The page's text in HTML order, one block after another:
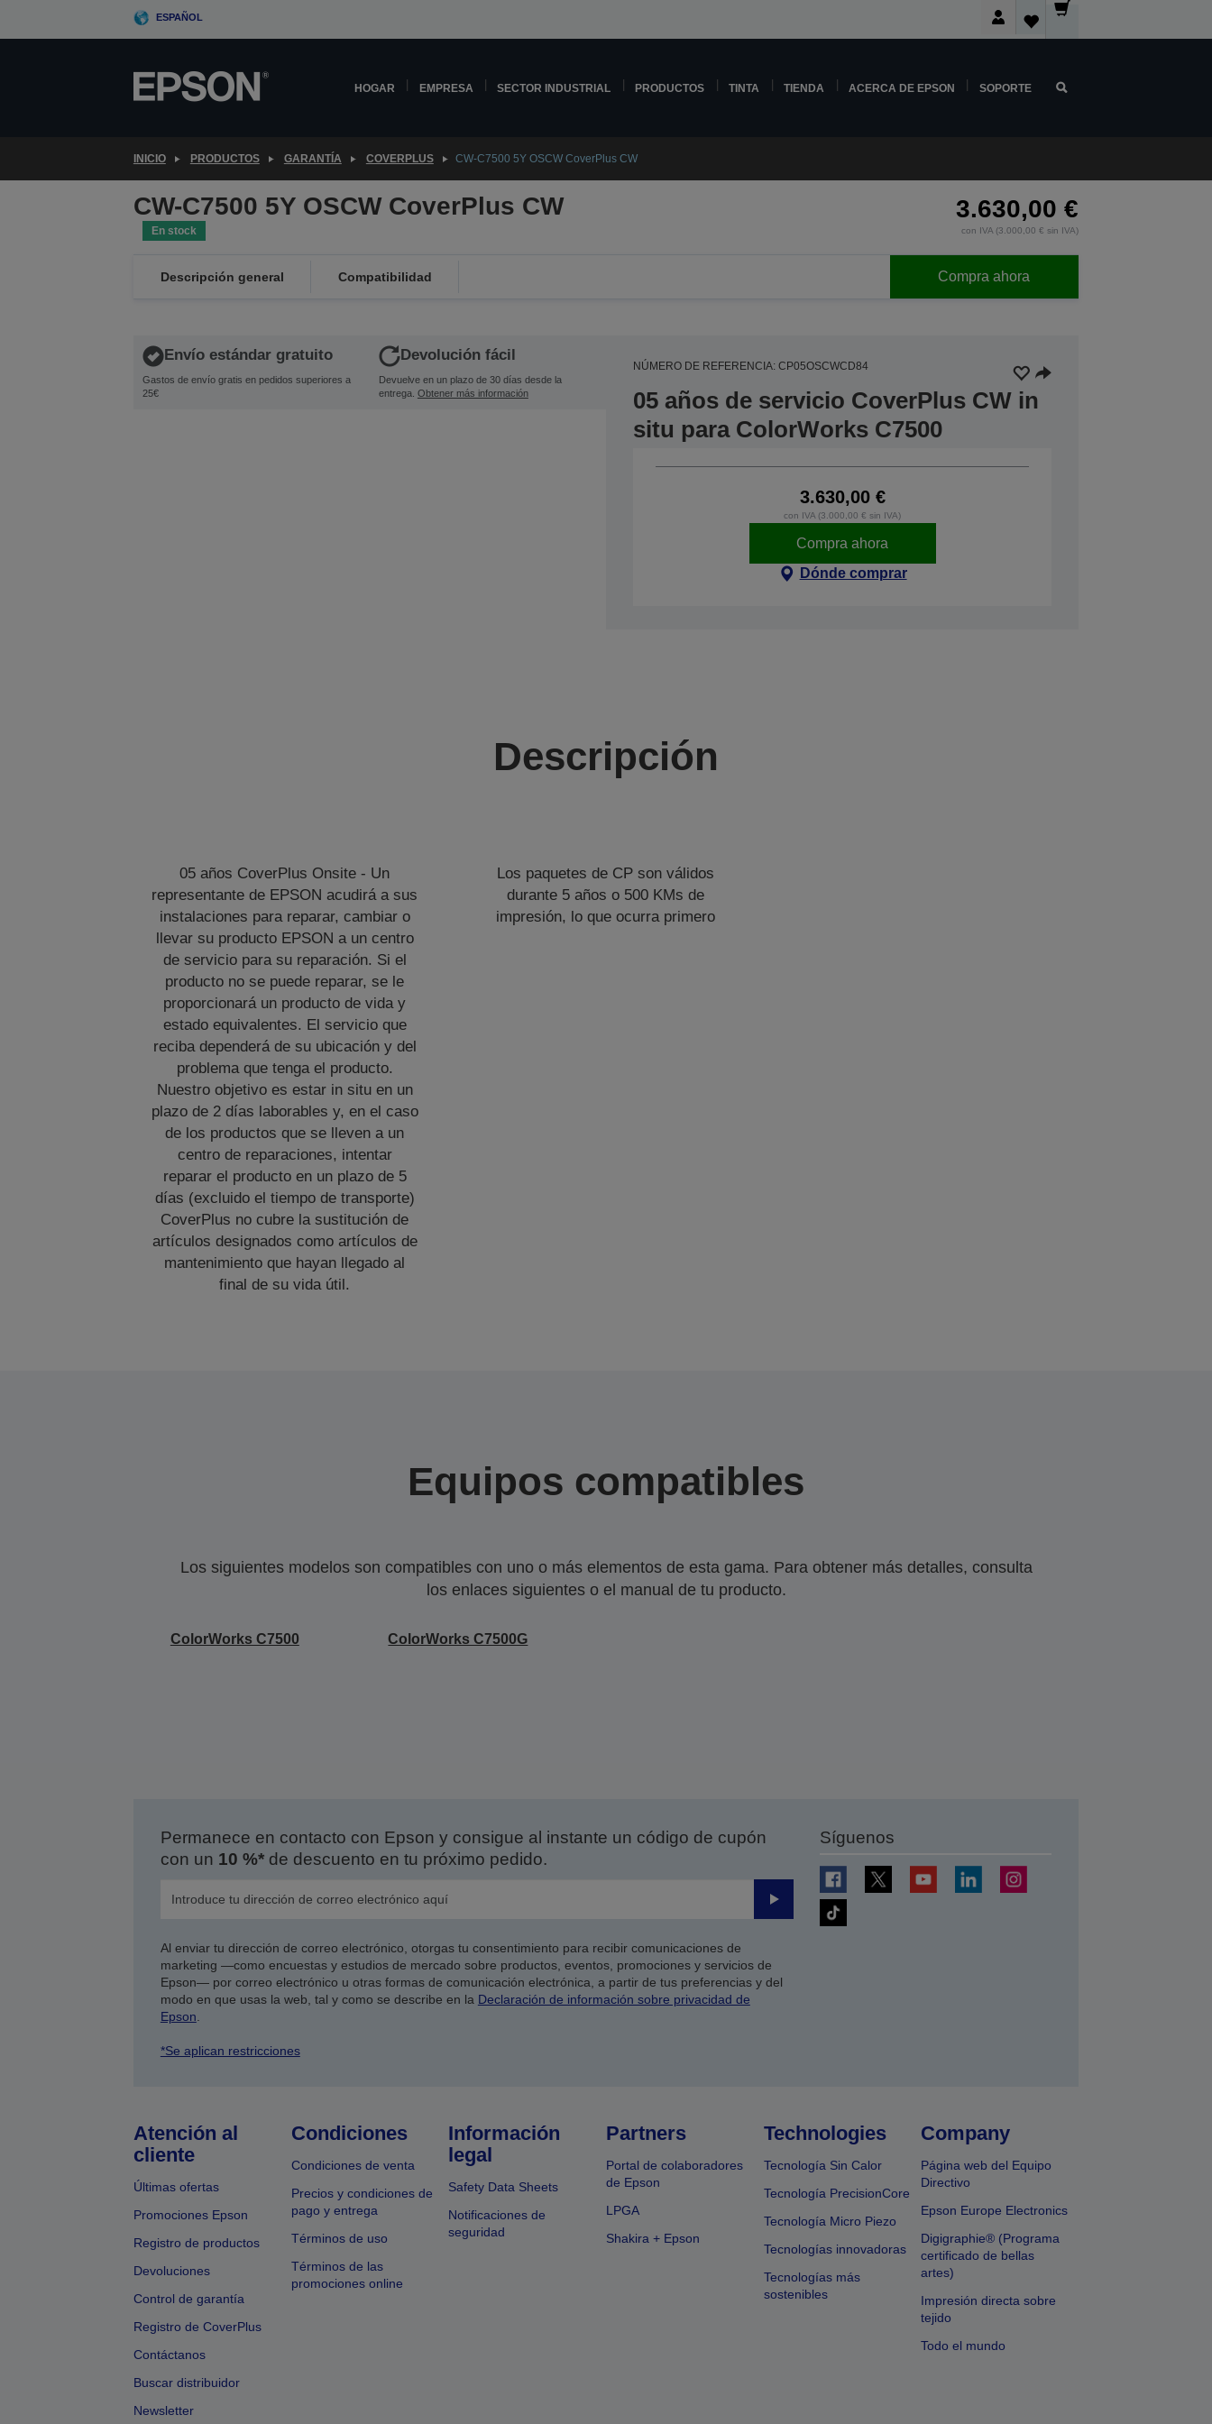
ESPAÑOL
HOGAR EMPRESA SECTOR INDUSTRIAL PRODUCTOS TINTA TIENDA ACERCA DE EPSON SOPORTE
INICIO PRODUCTOS GARANTÍA COVERPLUS CW-C7500 5Y OSCW CoverPlus CW
CW-C7500 5Y OSCW CoverPlus CW
En stock
3.630,00 €
con IVA (3.000,00 € sin IVA)
Descripción general Compatibilidad Compra ahora
Envío estándar gratuito
Gastos de envío gratis en pedidos superiores a
25€
Devolución fácil
Devuelve en un plazo de 30 días desde la
entrega. Obtener más información
NÚMERO DE REFERENCIA: CP05OSCWCD84
05 años de servicio CoverPlus CW in
situ para ColorWorks C7500
3.630,00 €
con IVA (3.000,00 € sin IVA)
Compra ahora
Dónde comprar
Descripción
05 años CoverPlus Onsite - Un
representante de EPSON acudirá a sus
instalaciones para reparar, cambiar o
llevar su producto EPSON a un centro
de servicio para su reparación. Si el
producto no se puede reparar, se le
proporcionará un producto de vida y
estado equivalentes. El servicio que
reciba dependerá de su ubicación y del
problema que tenga el producto.
Nuestro objetivo es estar in situ en un
plazo de 2 días laborables y, en el caso
de los productos que se lleven a un
centro de reparaciones, intentar
reparar el producto en un plazo de 5
días (excluido el tiempo de transporte)
CoverPlus no cubre la sustitución de
artículos designados como artículos de
mantenimiento que hayan llegado al
final de su vida útil.
Los paquetes de CP son válidos
durante 5 años o 500 KMs de
impresión, lo que ocurra primero
Equipos compatibles
Los siguientes modelos son compatibles con uno o más elementos de esta gama. Para obtener más detalles, consulta
los enlaces siguientes o el manual de tu producto.
ColorWorks C7500 ColorWorks C7500G
Permanece en contacto con Epson y consigue al instante un código de cupón
con un 10 %*de descuento en tu próximo pedido.
Enviar
Al enviar tu dirección de correo electrónico, otorgas tu consentimiento para recibir comunicaciones de
marketing —como encuestas y estudios de mercado sobre productos, eventos, promociones y servicios de
Epson— por correo electrónico u otras formas de comunicación electrónica, a partir de tus preferencias y del
modo en que usas la web, tal y como se describe en la Declaración de información sobre privacidad de
Epson
*Se aplican restricciones
Síguenos
Atención al
cliente
Últimas ofertas
Promociones Epson
Registro de productos
Devoluciones
Control de garantía
Registro de CoverPlus
Contáctanos
Buscar distribuidor
Newsletter
Condiciones
Condiciones de venta
Precios y condiciones de
pago y entrega
Términos de uso
Términos de las
promociones online
Información
legal
Safety Data Sheets
Notificaciones de
seguridad
Partners
Portal de colaboradores
de Epson
LPGA
Shakira + Epson
Technologies
Tecnología Sin Calor
Tecnología PrecisionCore
Tecnología Micro Piezo
Tecnologías innovadoras
Tecnologías más
sostenibles
Company
Página web del Equipo
Directivo
Epson Europe Electronics
Digigraphie® (Programa
certificado de bellas
artes)
Impresión directa sobre
tejido
Todo el mundo